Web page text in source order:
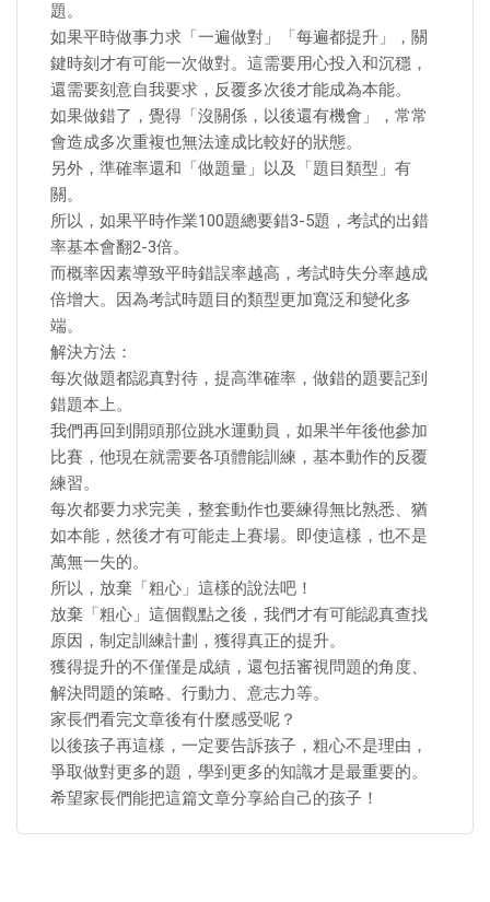
題。
如果平時做事力求「一遍做對」「每遍都提升」，關
鍵時刻才有可能一次做對。這需要用心投入和沉穩，
還需要刻意自我要求，反覆多次後才能成為本能。
如果做錯了，覺得「沒關係，以後還有機會」，常常
會造成多次重複也無法達成比較好的狀態。
另外，準確率還和「做題量」以及「題目類型」有
關。
所以，如果平時作業100題總要錯3-5題，考試的出錯
率基本會翻2-3倍。
而概率因素導致平時錯誤率越高，考試時失分率越成
倍增大。因為考試時題目的類型更加寬泛和變化多
端。
解決方法：
每次做題都認真對待，提高準確率，做錯的題要記到
錯題本上。
我們再回到開頭那位跳水運動員，如果半年後他參加
比賽，他現在就需要各項體能訓練，基本動作的反覆
練習。
每次都要力求完美，整套動作也要練得無比熟悉、猶
如本能，然後才有可能走上賽場。即使這樣，也不是
萬無一失的。
所以，放棄「粗心」這樣的說法吧！
放棄「粗心」這個觀點之後，我們才有可能認真查找
原因，制定訓練計劃，獲得真正的提升。
獲得提升的不僅僅是成績，還包括審視問題的角度、
解決問題的策略、行動力、意志力等。
家長們看完文章後有什麼感受呢？
以後孩子再這樣，一定要告訴孩子，粗心不是理由，
爭取做對更多的題，學到更多的知識才是最重要的。
希望家長們能把這篇文章分享給自己的孩子！